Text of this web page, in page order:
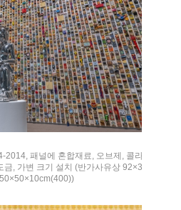
2014, 패널에 혼합재료, 오브제, 콜라
금, 가변 크기 설치 (반가사유상 92×3